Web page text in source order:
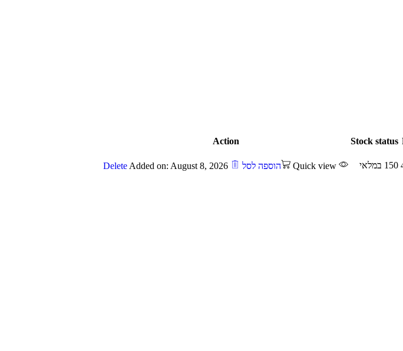
Stock status
Action
150 במלאי Quick view הוספה לסל Delete Added on: August 8, 2026